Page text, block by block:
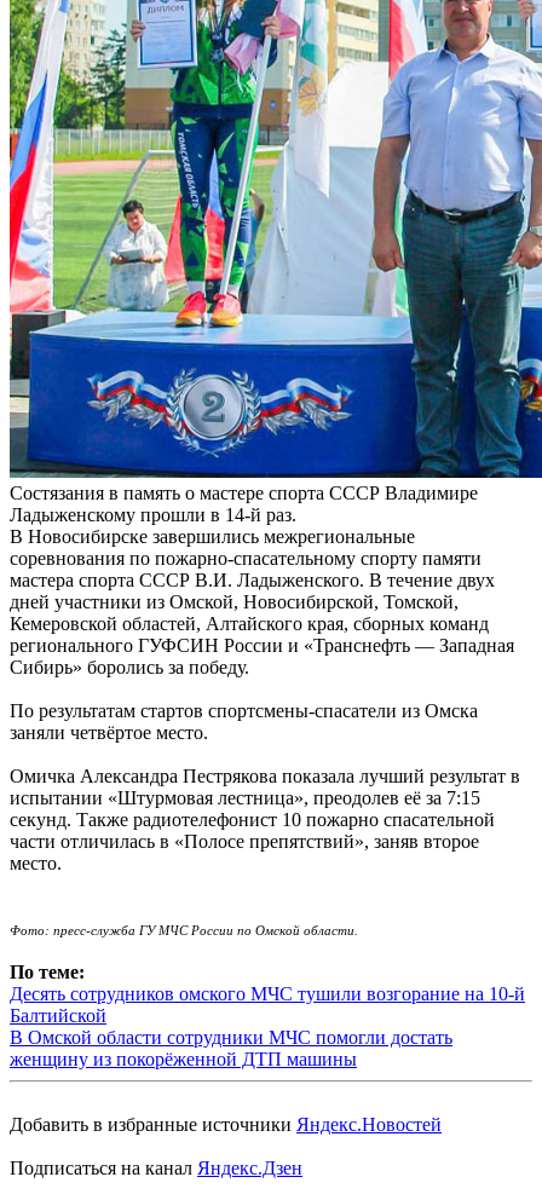
Состязания в память о мастере спорта СССР Владимире
Ладыженскому прошли в 14-й раз.
В Новосибирске завершились межрегиональные
соревнования по пожарно-спасательному спорту памяти
мастера спорта СССР В.И. Ладыженского. В течение двух
дней участники из Омской, Новосибирской, Томской,
Кемеровской областей, Алтайского края, сборных команд
регионального ГУФСИН России и «Транснефть — Западная
Сибирь» боролись за победу.
По результатам стартов спортсмены-спасатели из Омска
заняли четвёртое место.
Омичка Александра Пестрякова показала лучший результат в
испытании «Штурмовая лестница», преодолев её за 7:15
секунд. Также радиотелефонист 10 пожарно спасательной
части отличилась в «Полосе препятствий», заняв второе
место.
Фото: пресс-служба ГУ МЧС России по Омской области.
По теме:
Десять сотрудников омского МЧС тушили возгорание на 10-й
Балтийской
В Омской области сотрудники МЧС помогли достать
женщину из покорёженной ДТП машины
Добавить в избранные источники Яндекс.Новостей
Подписаться на канал Яндекс.Дзен